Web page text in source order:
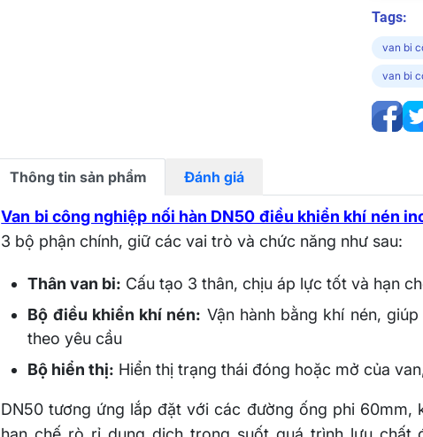
Tags:
van bi
van bi
Thông tin sản phẩm Đánh giá
Van bi công nghiệp nối hàn DN50 điều khiển khí nén
3 bộ phận chính, giữ các vai trò và chức năng như sau:
Thân van bi: Cấu tạo 3 thân, chịu áp lực tốt và hạn
Bộ điều khiển khí nén: Vận hành bằng khí nén,
theo yêu cầu
Bộ hiển thị: Hiển thị trạng thái đóng hoặc mở của
DN50 tương ứng lắp đặt với các đường ống phi 60mm,